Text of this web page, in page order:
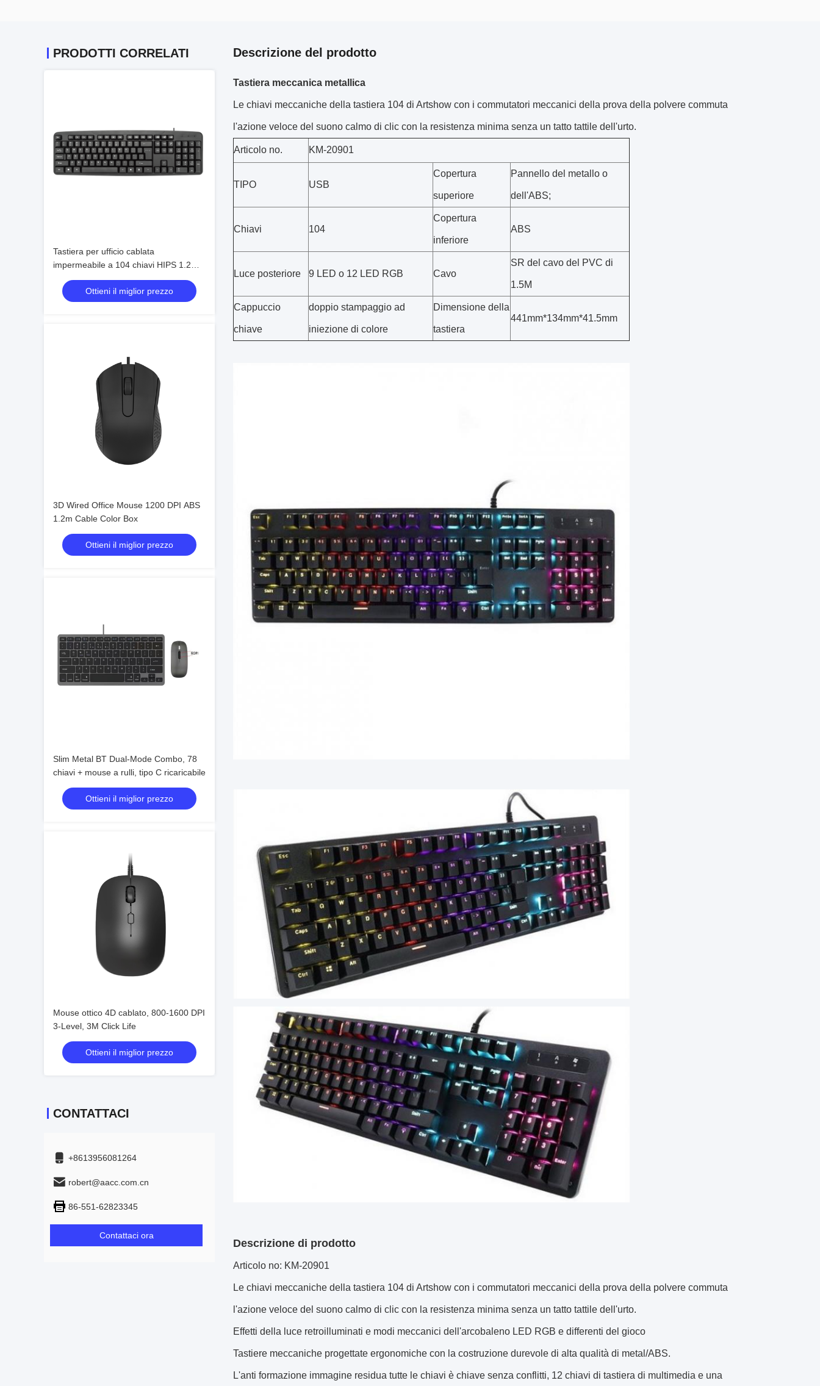
PRODOTTI CORRELATI
Tastiera per ufficio cablata
impermeabile a 104 chiavi HIPS 1.2m
Cable Custom Silk-Screen Logo
Ottieni il miglior prezzo
3D Wired Office Mouse 1200 DPI ABS
1.2m Cable Color Box
Ottieni il miglior prezzo
Slim Metal BT Dual-Mode Combo, 78
chiavi + mouse a rulli, tipo C ricaricabile
Ottieni il miglior prezzo
Mouse ottico 4D cablato, 800-1600 DPI
3-Level, 3M Click Life
Ottieni il miglior prezzo
CONTATTACI
+8613956081264
robert@aacc.com.cn
86-551-62823345
Contattaci ora
Descrizione del prodotto
Tastiera meccanica metallica
Le chiavi meccaniche della tastiera 104 di Artshow con i commutatori meccanici della prova della polvere commuta
l'azione veloce del suono calmo di clic con la resistenza minima senza un tatto tattile dell'urto.
Articolo no. KM-20901
TIPO USB
Copertura
superiore
Pannello del metallo o
dell'ABS;
Chiavi 104
Copertura
inferiore
ABS
Luce posteriore 9 LED o 12 LED RGB Cavo
SR del cavo del PVC di
1.5M
Cappuccio
chiave
doppio stampaggio ad
iniezione di colore
Dimensione della
tastiera
441mm*134mm*41.5mm
Descrizione di prodotto
Articolo no: KM-20901
Le chiavi meccaniche della tastiera 104 di Artshow con i commutatori meccanici della prova della polvere commuta
l'azione veloce del suono calmo di clic con la resistenza minima senza un tatto tattile dell'urto.
Effetti della luce retroilluminati e modi meccanici dell'arcobaleno LED RGB e differenti del gioco
Tastiere meccaniche progettate ergonomiche con la costruzione durevole di alta qualità di metal/ABS.
L'anti formazione immagine residua tutte le chiavi è chiave senza conflitti, 12 chiavi di tastiera di multimedia e una